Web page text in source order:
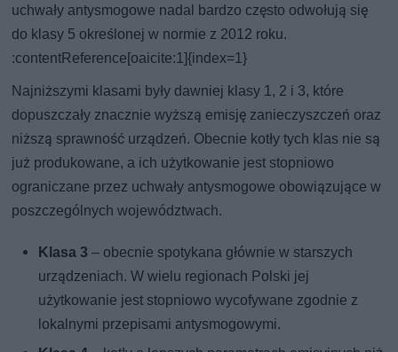
uchwały antysmogowe nadal bardzo często odwołują się
do klasy 5 określonej w normie z 2012 roku.
:contentReference[oaicite:1]{index=1}
Najniższymi klasami były dawniej klasy 1, 2 i 3, które
dopuszczały znacznie wyższą emisję zanieczyszczeń oraz
niższą sprawność urządzeń. Obecnie kotły tych klas nie są
już produkowane, a ich użytkowanie jest stopniowo
ograniczane przez uchwały antysmogowe obowiązujące w
poszczególnych województwach.
Klasa 3 – obecnie spotykana głównie w starszych
urządzeniach. W wielu regionach Polski jej
użytkowanie jest stopniowo wycofywane zgodnie z
lokalnymi przepisami antysmogowymi.